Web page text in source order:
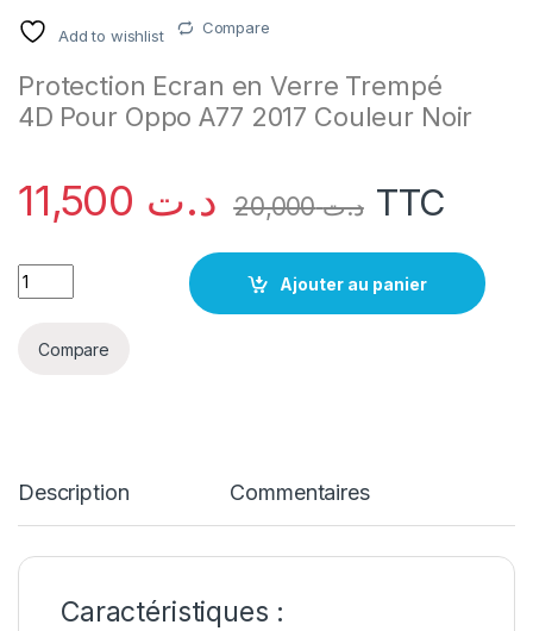
Add to wishlist Compare
Protection Ecran en Verre Trempé
4D Pour Oppo A77 2017 Couleur Noir
د.ت د.ت20,000 TTC
quantité Protection Ecran en Verre Trempé PREMIUM Pour
Ajouter au panier
Compare
Description Commentaires
Caractéristiques :